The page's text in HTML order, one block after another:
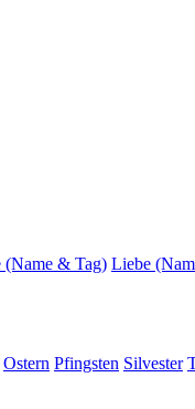
(Name & Tag) Liebe
Ostern Pfingsten Silvester